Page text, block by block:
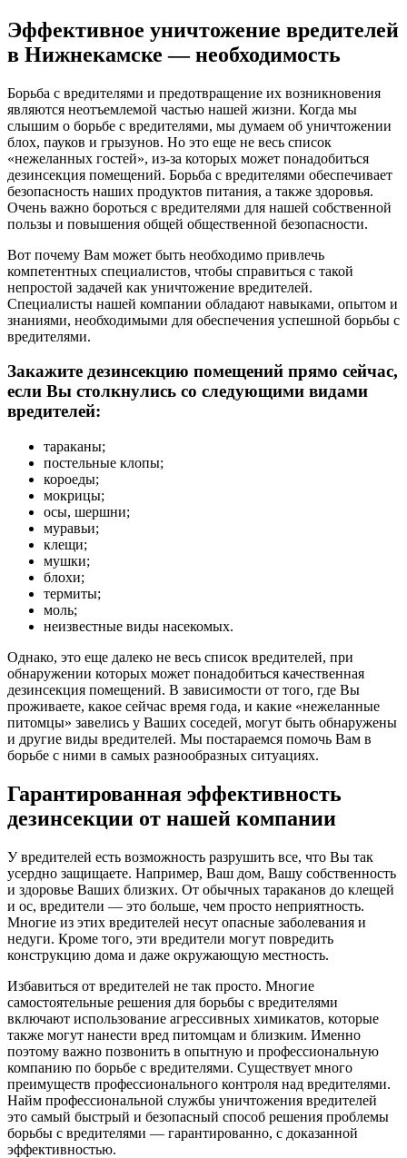
Эффективное уничтожение вредителей
в Нижнекамске — необходимость
Борьба с вредителями и предотвращение их возникновения
являются неотъемлемой частью нашей жизни. Когда мы
слышим о борьбе с вредителями, мы думаем об уничтожении
блох, пауков и грызунов. Но это еще не весь список
«нежеланных гостей», из-за которых может понадобиться
дезинсекция помещений. Борьба с вредителями обеспечивает
безопасность наших продуктов питания, а также здоровья.
Очень важно бороться с вредителями для нашей собственной
пользы и повышения общей общественной безопасности.
Вот почему Вам может быть необходимо привлечь
компетентных специалистов, чтобы справиться с такой
непростой задачей как уничтожение вредителей.
Специалисты нашей компании обладают навыками, опытом и
знаниями, необходимыми для обеспечения успешной борьбы с
вредителями.
Закажите дезинсекцию помещений прямо сейчас,
если Вы столкнулись со следующими видами
вредителей:
тараканы;
постельные клопы;
короеды;
мокрицы;
осы, шершни;
муравьи;
клещи;
мушки;
блохи;
термиты;
моль;
неизвестные виды насекомых.
Однако, это еще далеко не весь список вредителей, при
обнаружении которых может понадобиться качественная
дезинсекция помещений. В зависимости от того, где Вы
проживаете, какое сейчас время года, и какие «нежеланные
питомцы» завелись у Ваших соседей, могут быть обнаружены
и другие виды вредителей. Мы постараемся помочь Вам в
борьбе с ними в самых разнообразных ситуациях.
Гарантированная эффективность
дезинсекции от нашей компании
У вредителей есть возможность разрушить все, что Вы так
усердно защищаете. Например, Ваш дом, Вашу собственность
и здоровье Ваших близких. От обычных тараканов до клещей
и ос, вредители — это больше, чем просто неприятность.
Многие из этих вредителей несут опасные заболевания и
недуги. Кроме того, эти вредители могут повредить
конструкцию дома и даже окружающую местность.
Избавиться от вредителей не так просто. Многие
самостоятельные решения для борьбы с вредителями
включают использование агрессивных химикатов, которые
также могут нанести вред питомцам и близким. Именно
поэтому важно позвонить в опытную и профессиональную
компанию по борьбе с вредителями. Существует много
преимуществ профессионального контроля над вредителями.
Найм профессиональной службы уничтожения вредителей
это самый быстрый и безопасный способ решения проблемы
борьбы с вредителями — гарантированно, с доказанной
эффективностью.